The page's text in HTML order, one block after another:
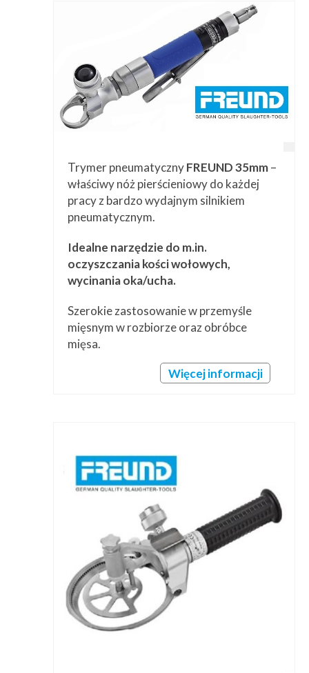
Trymer pneumatycznyFREUND 35mm–
właściwy nóż pierścieniowy do każdej
pracy z bardzo wydajnym silnikiem
pneumatycznym.
Idealne narzędzie do m.in.
oczyszczania kości wołowych,
wycinania oka/ucha.
Szerokie zastosowanie w przemyśle
mięsnym w rozbiorze oraz obróbce
mięsa.
Więcej informacji